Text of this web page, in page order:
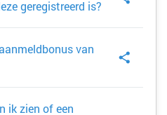
geregistreerd is?
van
ik zien of een